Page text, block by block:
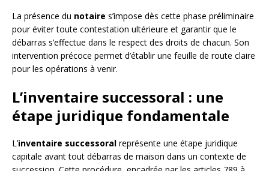
La présence du notaire s’impose dès cette phase préliminaire
pour éviter toute contestation ultérieure et garantir que le
débarras s’effectue dans le respect des droits de chacun. Son
intervention précoce permet d’établir une feuille de route claire
pour les opérations à venir.
L’inventaire successoral : une
étape juridique fondamentale
L’inventaire successoral représente une étape juridique
capitale avant tout débarras de maison dans un contexte de